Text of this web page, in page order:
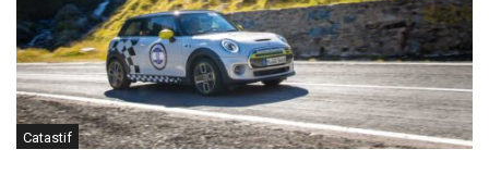
Catastif